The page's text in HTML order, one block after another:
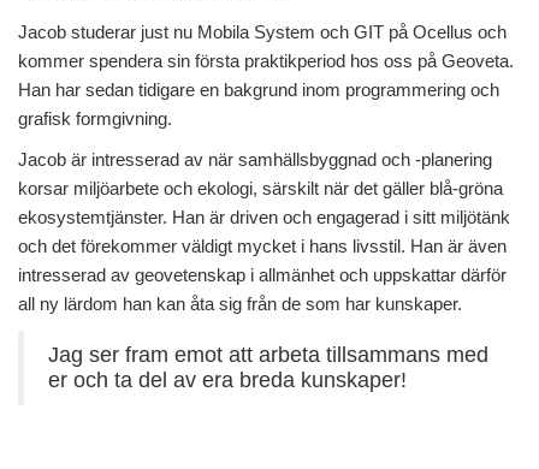
Jacob studerar just nu Mobila System och GIT på Ocellus och
kommer spendera sin första praktikperiod hos oss på Geoveta.
Han har sedan tidigare en bakgrund inom programmering och
grafisk formgivning.
Jacob är intresserad av när samhällsbyggnad och -planering
korsar miljöarbete och ekologi, särskilt när det gäller blå-gröna
ekosystemtjänster. Han är driven och engagerad i sitt miljötänk
och det förekommer väldigt mycket i hans livsstil. Han är även
intresserad av geovetenskap i allmänhet och uppskattar därför
all ny lärdom han kan åta sig från de som har kunskaper.
Jag ser fram emot att arbeta tillsammans med
er och ta del av era breda kunskaper!